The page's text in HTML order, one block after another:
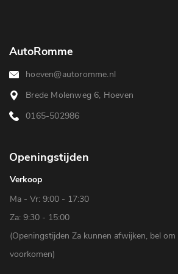
AutoRomme
hoeven@autoromme.nl
Brede Molenweg 6, Hoeven
0165-502986
Openingstijden
Verkoop
Ma - Vr: 9:00 - 17:30
Za: 9:30 - 15:00
(Openingstijden Za kunnen afwijken, bel
voorkomen)